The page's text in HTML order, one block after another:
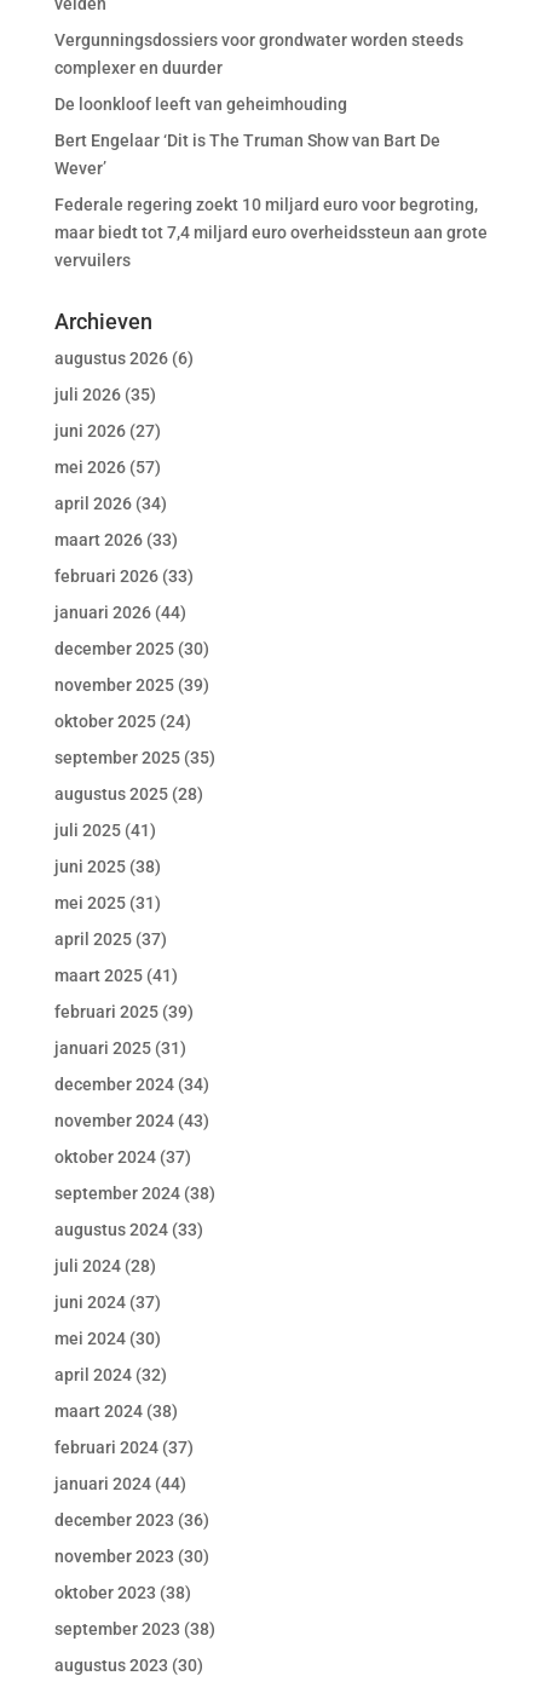
Vergunningsdossiers voor grondwater worden steeds
complexer en duurder
De loonkloof leeft van geheimhouding
Bert Engelaar ‘Dit is The Truman Show van Bart De
Wever’
Federale regering zoekt 10 miljard euro voor begroting,
maar biedt tot 7,4 miljard euro overheidssteun aan grote
vervuilers
Archieven
augustus 2026(6)
juli 2026(35)
juni 2026(27)
mei 2026(57)
april 2026(34)
maart 2026(33)
februari 2026(33)
januari 2026(44)
december 2025(30)
november 2025(39)
oktober 2025(24)
september 2025(35)
augustus 2025(28)
juli 2025(41)
juni 2025(38)
mei 2025(31)
april 2025(37)
maart 2025(41)
februari 2025(39)
januari 2025(31)
december 2024(34)
november 2024(43)
oktober 2024(37)
september 2024(38)
augustus 2024(33)
juli 2024(28)
juni 2024(37)
mei 2024(30)
april 2024(32)
maart 2024(38)
februari 2024(37)
januari 2024(44)
december 2023 (36)
november 2023 (30)
oktober 2023 (38)
september 2023 (38)
augustus 2023 (30)